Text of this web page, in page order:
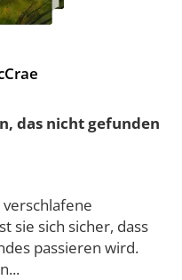
das nicht gefunden
sie sich sicher, dass
passieren wird.